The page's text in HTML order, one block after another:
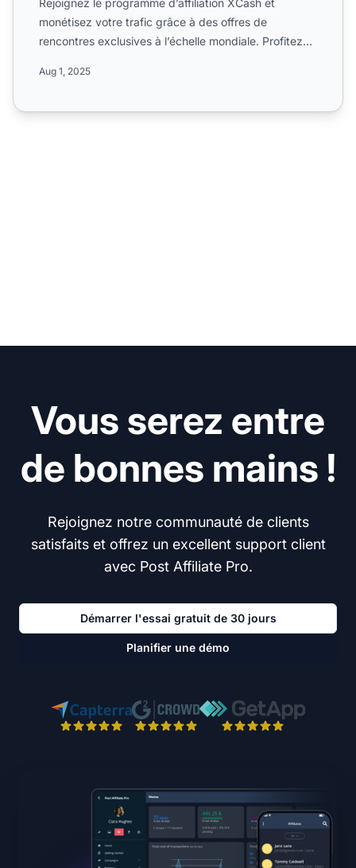
monétisez votre trafic grâce à des offres de
rencontres exclusives à l’échelle mondiale. Profitez
Aug 1, 2025
Vous serez entre
de bonnes mains !
Rejoignez notre communauté de clients
satisfaits et offrez un excellent support client
avec Post Affiliate Pro.
Démarrer l'essai gratuit de 30 jours
Planifier une démo